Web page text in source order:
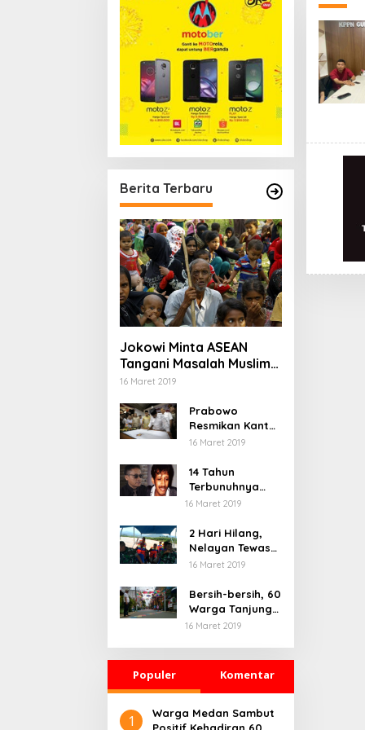
Berita Terbaru
Jokowi Minta ASEAN
Tangani Masalah Muslim
Rohingya di Rakhine
16 Maret 2019
Prabowo
Resmikan Kantor
DPD Gerindra di
16 Maret 2019
14 Tahun
Terbunuhnya
Munir, Polri
Tim Khusus
16 Maret 2019
2 Hari Hilang,
Nelayan Tewas
Mengambang di
Cipalawah Garut
16 Maret 2019
Bersih-bersih, 60
Warga Tanjung
Priok Ikuti
16 Maret 2019
Populer Komentar
1
Warga Medan Sambut